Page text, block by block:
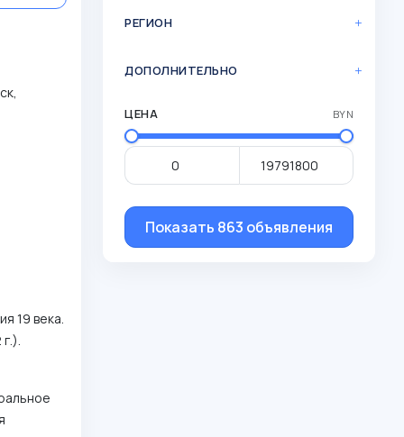
РЕГИОН
ДОПОЛНИТЕЛЬНО
ЦЕНА BYN
Показать 863 объявления
19 века.